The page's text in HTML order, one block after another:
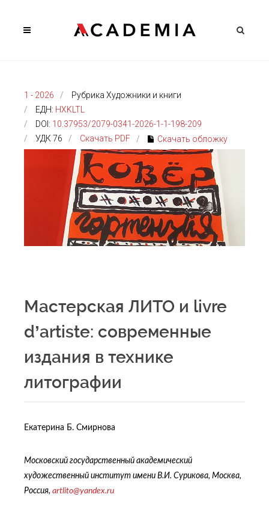
1 - 2026
Рубрика Художники и книги
ЕДН: HXKLTL
DOI: 10.37953/2079-0341-2026-1-1-198-209
УДК 76
Скачать PDF Скачать обложку
Мастерская ЛИТО и livre
d’artiste: современные
издания в технике
литографии
Екатерина Б. Смирнова
Московский государственный академический
художественный институт имени В.И. Сурикова, Москва,
Россия, artlito@yandex.ru